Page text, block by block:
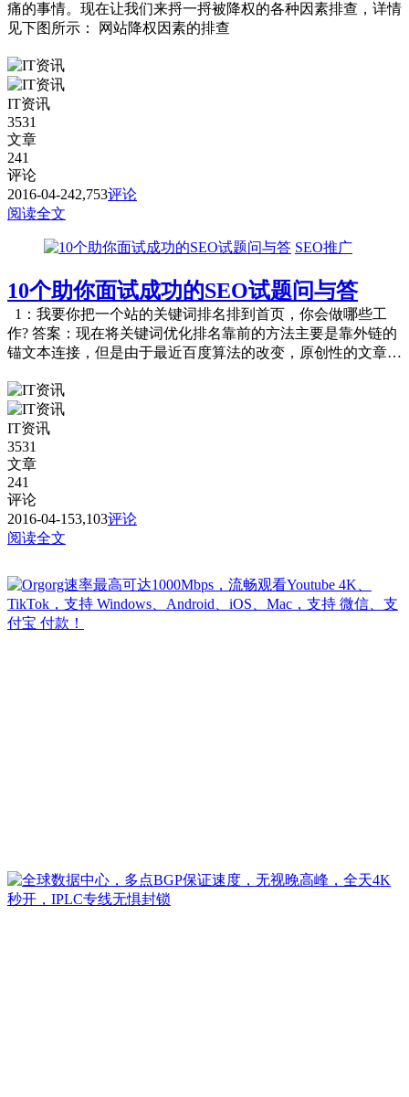
痛的事情。现在让我们来捋一捋被降权的各种因素排查，详情
见下图所示： 网站降权因素的排查
IT资讯
3531
文章
241
评论
2016-04-242,753评论
阅读全文
SEO推广
10个助你面试成功的SEO试题问与答
1：我要你把一个站的关键词排名排到首页，你会做哪些工
作? 答案：现在将关键词优化排名靠前的方法主要是靠外链的
锚文本连接，但是由于最近百度算法的改变，原创性的文章的
IT资讯
3531
文章
241
评论
2016-04-153,103评论
阅读全文